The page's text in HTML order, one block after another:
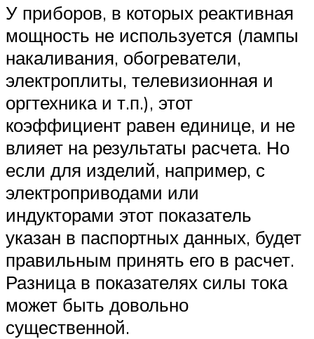
У приборов, в которых реактивная
мощность не используется (лампы
накаливания, обогреватели,
электроплиты, телевизионная и
оргтехника и т.п.), этот
коэффициент равен единице, и не
влияет на результаты расчета. Но
если для изделий, например, с
электроприводами или
индукторами этот показатель
указан в паспортных данных, будет
правильным принять его в расчет.
Разница в показателях силы тока
может быть довольно
существенной.